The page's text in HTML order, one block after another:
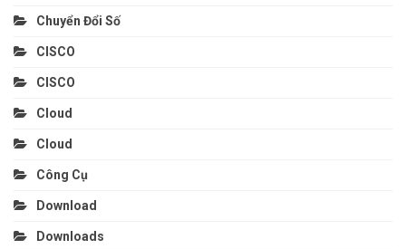
Chuyển Đổi Số
CISCO
CISCO
Cloud
Cloud
Công Cụ
Download
Downloads